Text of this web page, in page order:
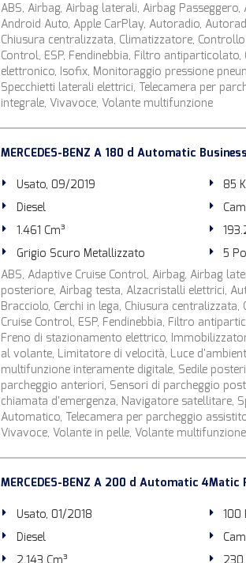
ABS, Airbag, Airbag laterali, Airbag
Android Auto, Apple CarPlay, Autoradio,
Chiusura centralizzata, Climatizzatore,
Control, ESP, Fendinebbia, Filtro
elettronico, Isofix, Monitoraggio pressione
Specchietti laterali elettrici, Telecamera per
integrale, Vivavoce, Volante multifunzione
MERCEDES-BENZ A 180 d Automatic
Usato, 09/2019
85
Diesel
1.461 Cm³
Grigio Scuro Metallizzato
5
ABS, Adaptive Cruise Control, Airbag, Airbag
posteriore, Airbag testa, Alzacristalli elettrici,
Bracciolo, Cerchi in lega, Chiusura
Cruise Control, ESP, Fendinebbia, Filtro
Freno di stazionamento elettrico,
al volante, Limitatore di velocità, Luce
multifunzione interamente digitale, Sedile
parcheggio anteriori, Sensori di parcheggio
chiamata d'emergenza, Navigatore satellitare,
Automatico, Telecamera per parcheggio
Vivavoce, Volante in pelle, Volante multifunzione
MERCEDES-BENZ A 200 d Automatic 4Matic
Usato, 01/2018
100
Diesel